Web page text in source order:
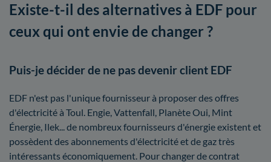
Existe-t-il des alternatives à EDF pour
ceux qui ont envie de changer ?
Puis-je décider de ne pas devenir client EDF
EDF n'est pas l'unique fournisseur à proposer des offres
d'électricité à Toul. Engie, Vattenfall, Planète Oui, Mint
Énergie, Ilek... de nombreux fournisseurs d'énergie existent et
possèdent des abonnements d'électricité et de gaz très
intéressants économiquement. Pour changer de contrat